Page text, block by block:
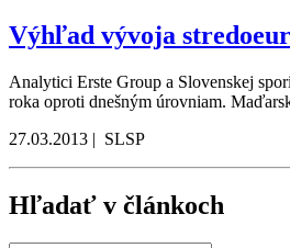
Výhľad vývoja
Analytici Erste Group a Slovenskej
roka oproti dnešným úrovniam.
27.03.2013 | SLSP
Hľadať v článkoch